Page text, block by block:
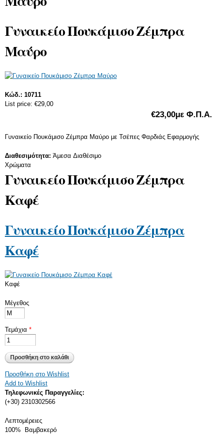
Φορέματα
Φούστες
ΠΑΝΤΕΛΌΝΙΑ
Jeans
Παντελόνια
ΠΑΝΩΦΌΡΙΑ
Μπουφάν/Παλτό
Σακάκια
ΦΟΎΤΕΡ
Φουλάρια/Κασκόλ
Κοσμήματα
Γυναικείο Πουκάμισο Ζέμπρα
Μαύρο
Κώδ.: 10711
List price: €29,00
€23,00με Φ.Π.Α.
Γυναικείο Πουκάμισο Ζέμπρα Μαύρο με Τσέπες Φαρδιάς Εφαρμογής
Διαθεσιμότητα: Άμεσα Διαθέσιμο
Χρώματα
Γυναικείο Πουκάμισο Ζέμπρα
Καφέ
Γυναικείο Πουκάμισο Ζέμπρα
Καφέ
Καφέ
Μέγεθος
Τεμάχια *
Προσθήκη στο Wishlist
Add to Wishlist
Τηλεφωνικές Παραγγελίες:
(+30) 2310302566
Horizontal Tabs
Λεπτομέρειες
100% Βαμβακερό